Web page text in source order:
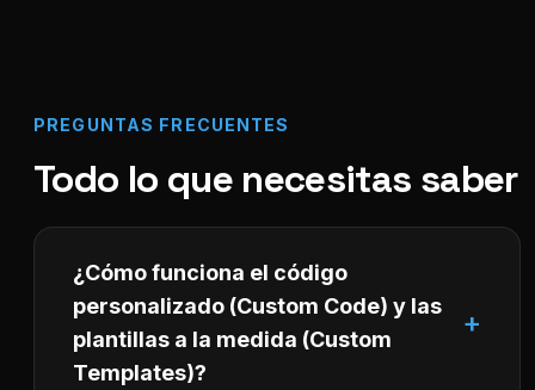
PREGUNTAS FRECUENTES
Todo lo que necesitas saber
¿Cómo funciona el código
personalizado (Custom Code) y las
plantillas a la medida (Custom
Templates)?